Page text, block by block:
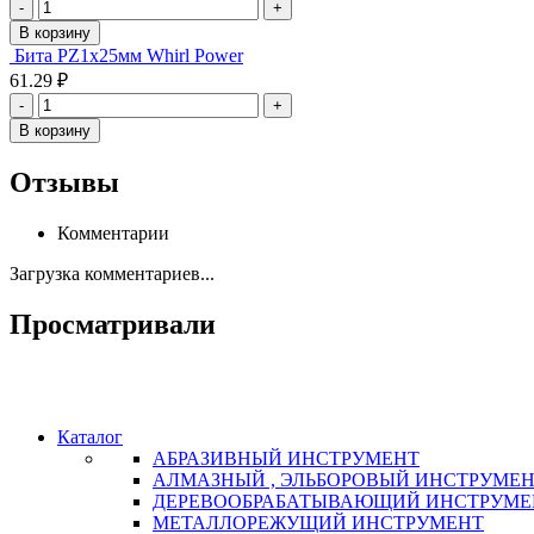
-
+
В корзину
Бита PZ1х25мм Whirl Power
61.29 ₽
-
+
В корзину
Отзывы
Комментарии
Загрузка комментариев...
Просматривали
Каталог
АБРАЗИВНЫЙ ИНСТРУМЕНТ
АЛМАЗНЫЙ , ЭЛЬБОРОВЫЙ
ДЕРЕВООБРАБАТЫВАЮЩИЙ
МЕТАЛЛОРЕЖУЩИЙ ИНСТРУМЕНТ